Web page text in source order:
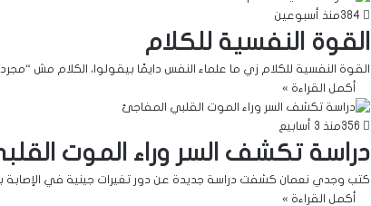
منذ أسبوعين
القوة النفسية للكلام
القوة النفسية للكلام زي ما علماء النفس دايمًا بيقولوا، الكلام مش
أكمل القراءة »
منذ 3 أسابيع
دراسة تكشف السر وراء الموت
كتب وجدي نعمان كشفت دراسة جديدة عن دور تغيرات جينية في الإصابة
أكمل القراءة »